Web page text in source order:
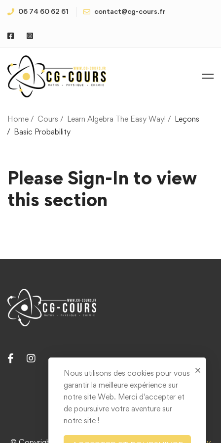
06 74 60 62 61 contact@cg-cours.fr
Home Cours Learn Algebra The Easy Way!
Leçons
Basic Probability
Please Sign-In to view
this section
Contact
Mentions légales & RGPD
Nous utilisons des cookies pour vous
garantir la meilleure expérience sur
notre site Web. Merci d'accepter et
de poursuivre votre aventure sur
notre site !